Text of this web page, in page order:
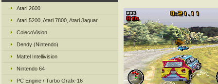
Atari 2600
Atari 5200, Atari 7800, Atari Jaguar
ColecoVision
Dendy (Nintendo)
Mattel Intellivision
Nintendo 64
PC Engine / Turbo Grafx-16